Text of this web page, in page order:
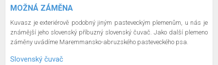
MOŽNÁ ZÁMĚNA
Kuvasz je exteriérově podobný jiným pasteveckým plemenům, u nás je
známější jeho slovenský příbuzný slovenský čuvač. Jako další plemeno
záměny uvádíme Maremmansko-abruzského pasteveckého psa.
Slovenský čuvač